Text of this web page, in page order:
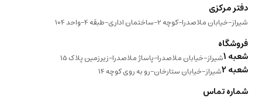
دفتر مرکزی
شیراز-خیابان ملاصدرا-کوچه 2-ساختمان اداری-طبقه 4-واحد 104
فروشگاه
شعبه 1 شیراز-خیابان ملاصدرا-پاساژ ملاصدرا-زیرزمین پلاک 15
شعبه 2 شیراز-خیابان ستارخان-رو به روی کوچه 14
شماره تماس